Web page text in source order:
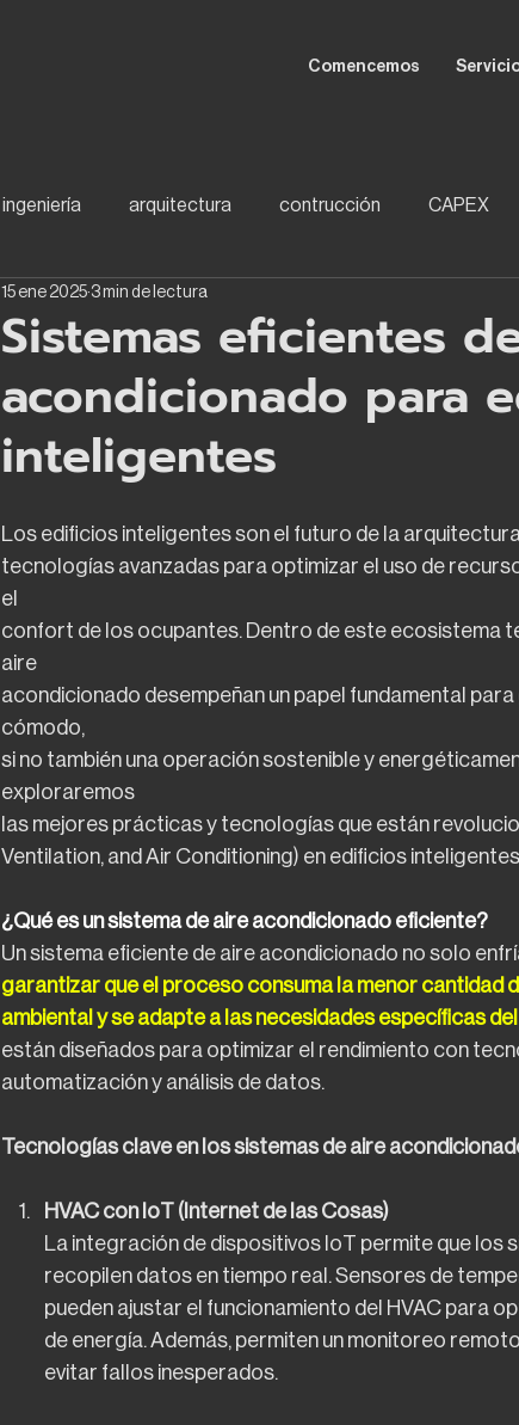
Comencemos
ingeniería arquitectura contrucción CAPEX
Sistemas eficientes
acondicionado para
inteligentes
15 ene 2025 3 min de lectura
Los edificios inteligentes son el futuro de la
tecnologías avanzadas para optimizar el uso de
el
confort de los ocupantes. Dentro de este ecosistema
aire
acondicionado desempeñan un papel fundamental
cómodo,
si no también una operación sostenible y
exploraremos
las mejores prácticas y tecnologías que están
Ventilation, and Air Conditioning) en edificios
¿Qué es un sistema de aire acondicionado eficiente?
Un sistema eficiente de aire acondicionado no solo
garantizar que el proceso consuma la menor cantidad
ambiental y se adapte a las necesidades específicas
están diseñados para optimizar el rendimiento con
automatización y análisis de datos.
Tecnologías clave en los sistemas de aire
HVAC con IoT (Internet de las Cosas)
La integración de dispositivos IoT permite que los
recopilen datos en tiempo real. Sensores de
pueden ajustar el funcionamiento del HVAC para
de energía. Además, permiten un monitoreo
evitar fallos inesperados.